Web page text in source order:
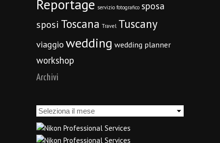
Reportage servizio fotografico sposa
sposi Toscana Travel Tuscany
viaggio wedding wedding planner
workshop
Archivi
Archivi